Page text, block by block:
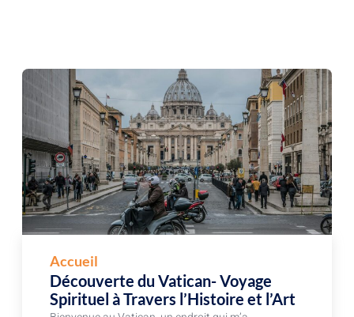
Accueil
Découverte du Vatican- Voyage
Spirituel à Travers l’Histoire et l’Art